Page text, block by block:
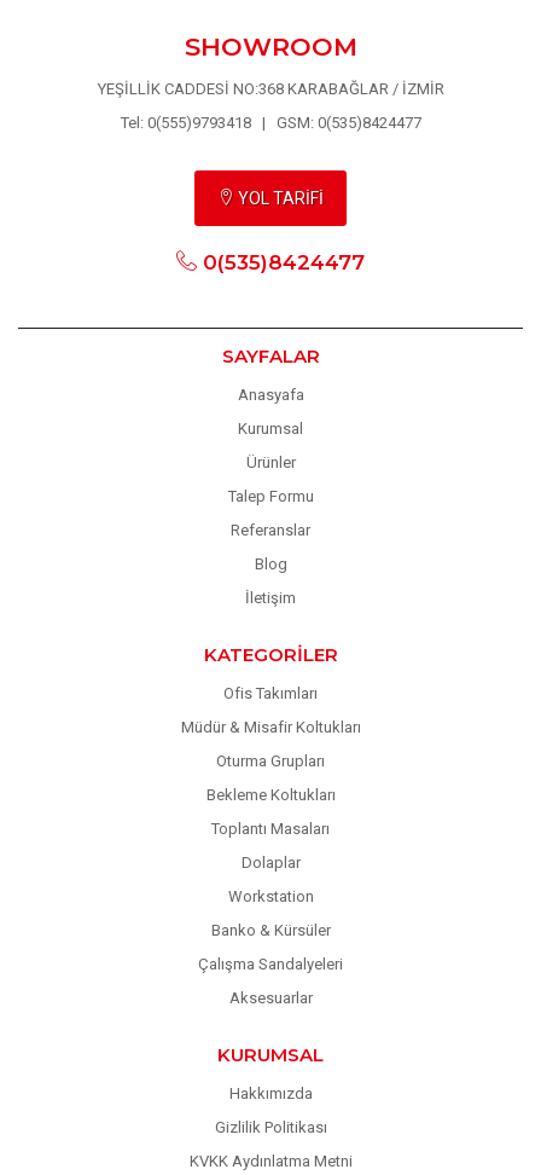
SHOWROOM
YEŞİLLİK CADDESİ NO:368 KARABAĞLAR / İZMİR
Tel: 0(555)9793418 | GSM: 0(535)8424477
YOL TARİFİ
0(535)8424477
SAYFALAR
Anasyafa
Kurumsal
Ürünler
Talep Formu
Referanslar
Blog
İletişim
KATEGORILER
Ofis Takımları
Müdür & Misafir Koltukları
Oturma Grupları
Bekleme Koltukları
Toplantı Masaları
Dolaplar
Workstation
Banko & Kürsüler
Çalışma Sandalyeleri
Aksesuarlar
KURUMSAL
Hakkımızda
Gizlilik Politikası
KVKK Aydınlatma Metni